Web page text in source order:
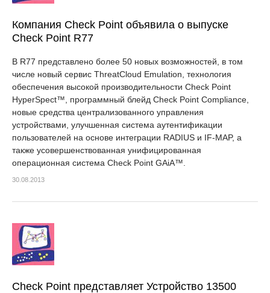
Компания Check Point объявила о выпуске
Check Point R77
В R77 представлено более 50 новых возможностей, в том
числе новый сервис ThreatCloud Emulation, технология
обеспечения высокой производительности Check Point
HyperSpect™, программный блейд Check Point Compliance,
новые средства централизованного управления
устройствами, улучшенная система аутентификации
пользователей на основе интеграции RADIUS и IF-MAP, а
также усовершенствованная унифицированная
операционная система Check Point GAiA™.
30.08.2013
Check Point представляет Устройство 13500